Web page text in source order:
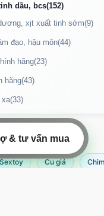
dầu, bcs(152)
xịt xuất tinh sớm(9)
đạo, hậu môn(44)
hãng(23)
hãng(43)
xa(33)
NHẤT
Sextoy Cu giả